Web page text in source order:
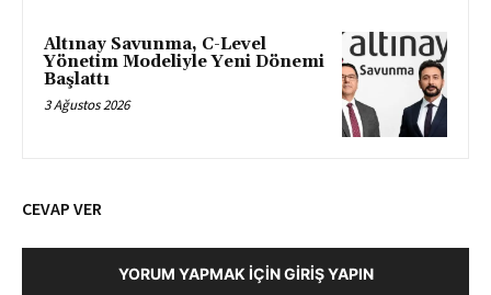
Altınay Savunma, C-Level
Yönetim Modeliyle Yeni Dönemi
Başlattı
3 Ağustos 2026
CEVAP VER
YORUM YAPMAK İÇIN GIRIŞ YAPIN